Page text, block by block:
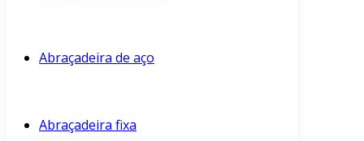
Abraçadeira de aço
Abraçadeira fixa